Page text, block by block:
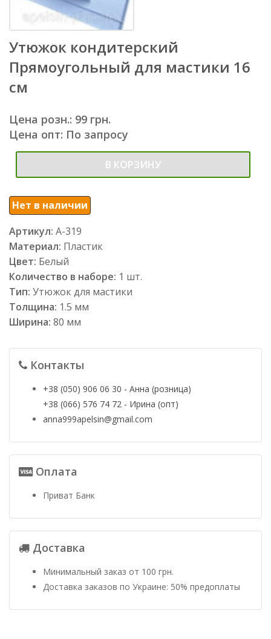
Утюжок кондитерский
Прямоугольный для мастики 16
см
Цена розн.: 99 грн.
Цена опт: По запросу
В КОРЗИНУ
Нет в наличии
Артикул: А-319
Материал: Пластик
Цвет: Белый
Количество в наборе: 1 шт.
Тип: Утюжок для мастики
Толщина: 1.5 мм
Ширина: 80 мм
Контакты
+38 (050) 906 06 30 - Анна (розница)
+38 (066) 576 74 72 - Ирина (опт)
anna999apelsin@gmail.com
Оплата
Приват Банк
Доставка
Минимальный заказ от 100 грн.
Доставка заказов по Украине: 50% предоплаты